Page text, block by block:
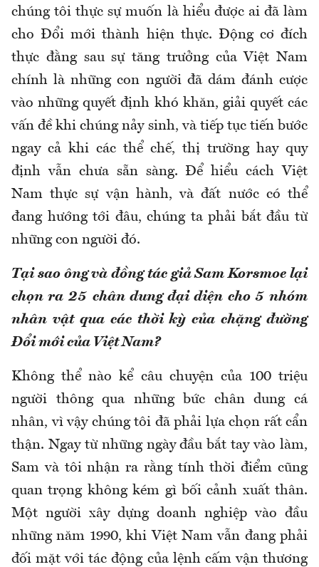
chúng tôi thực sự muốn là hiểu được ai đã làm
cho Đổi mới thành hiện thực. Động cơ đích
thực đằng sau sự tăng trưởng của Việt Nam
chính là những con người đã dám đánh cược
vào những quyết định khó khăn, giải quyết các
vấn đề khi chúng nảy sinh, và tiếp tục tiến bước
ngay cả khi các thể chế, thị trường hay quy
định vẫn chưa sẵn sàng. Để hiểu cách Việt
Nam thực sự vận hành, và đất nước có thể
đang hướng tới đâu, chúng ta phải bắt đầu từ
những con người đó.
Tại sao ông và đồng tác giả Sam Korsmoe lại
chọn ra 25 chân dung đại diện cho 5 nhóm
nhân vật qua các thời kỳ của chặng đường
Đổi mới của Việt Nam?
Không thể nào kể câu chuyện của 100 triệu
người thông qua những bức chân dung cá
nhân, vì vậy chúng tôi đã phải lựa chọn rất cẩn
thận. Ngay từ những ngày đầu bắt tay vào làm,
Sam và tôi nhận ra rằng tính thời điểm cũng
quan trọng không kém gì bối cảnh xuất thân.
Một người xây dựng doanh nghiệp vào đầu
những năm 1990, khi Việt Nam vẫn đang phải
đối mặt với tác động của lệnh cấm vận thương